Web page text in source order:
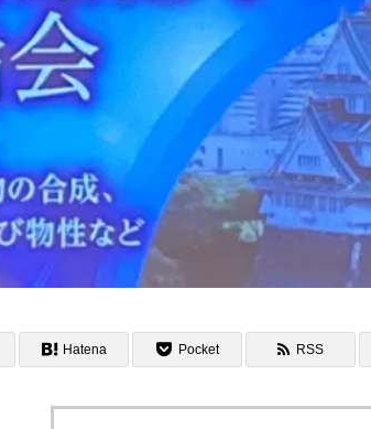
Hatena Pocket RSS